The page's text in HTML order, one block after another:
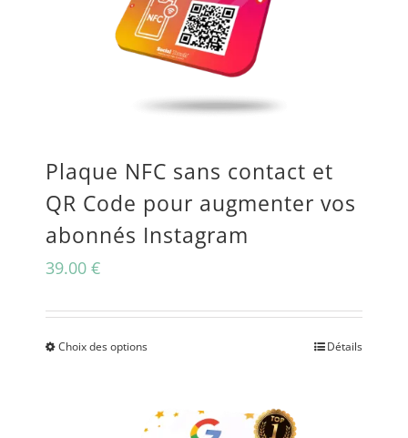
variations.
Les
peuvent
choisies
sur
la
du
Plaque NFC sans contact et
QR Code pour augmenter vos
abonnés Instagram
39.00 €
Choix des optionsCe
a
Détails